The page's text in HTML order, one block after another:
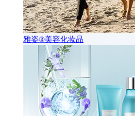
雅姿®美容化妆品